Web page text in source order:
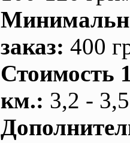
заказ: 400
Стоимость
км.: 3,2 -